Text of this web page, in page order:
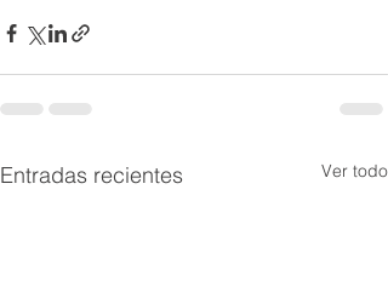
Entradas recientes Ver todo